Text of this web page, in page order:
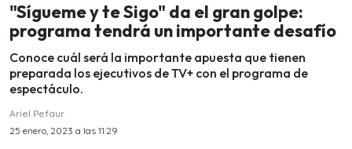
"Sígueme y te Sigo" da el gran golpe:
programa tendrá un importante desafío
Conoce cuál será la importante apuesta que tienen
preparada los ejecutivos de TV+ con el programa de
espectáculo.
Ariel Pefaur
25 enero, 2023 a las 11:29